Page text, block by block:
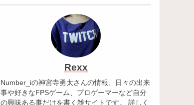
Rexx
Number_iの神宮寺勇太さんの情報、日々の出来
事や好きなFPSゲーム、プロゲーマーなど自分
の興味ある事だけを書く雑サイトです。 詳しく